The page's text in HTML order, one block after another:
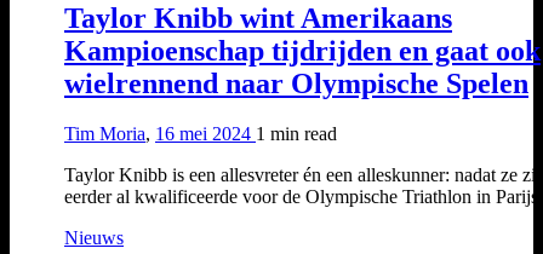
Taylor Knibb wint Amerikaans
Kampioenschap tijdrijden en gaat ook
wielrennend naar Olympische Spelen
Tim Moria, 16 mei 2024 1 min read
Taylor Knibb is een allesvreter én een alleskunner: nadat ze
eerder al kwalificeerde voor de Olympische Triathlon in
Nieuws